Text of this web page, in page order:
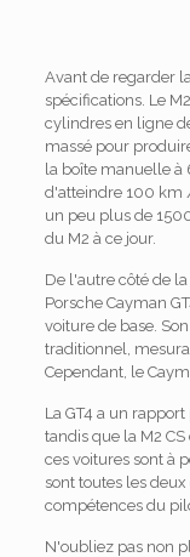
Avant de regarder
spécifications. Le
cylindres en ligne
massé pour
la boîte manuelle à
d'atteindre 100 km
un peu plus de
du M2 à ce jour.
De l'autre côté de
Porsche Cayman
voiture de base.
traditionnel,
Cependant, le
La GT4 a un
tandis que la M2
ces voitures sont à
sont toutes les
compétences du
N'oubliez pas non